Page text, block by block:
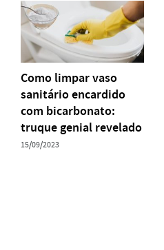
Como limpar vaso
sanitário encardido
com bicarbonato:
truque genial revelado
15/09/2023